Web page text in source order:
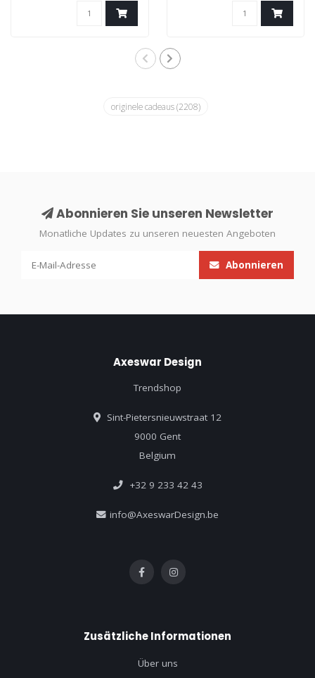
originele cadeaus(2208)
Abonnieren Sie unseren Newsletter
Monatliche Updates zu unseren neuesten Angeboten
Abonnieren
Axeswar Design
Trendshop
Sint-Pietersnieuwstraat 12
9000 Gent
Belgium
+32 9 233 42 43
info@AxeswarDesign.be
Zusätzliche Informationen
Über uns